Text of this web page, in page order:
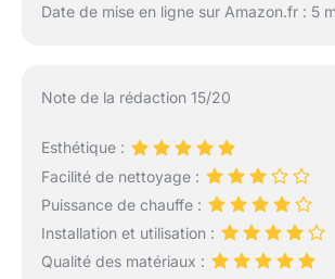
Date de mise en ligne sur Amazon.fr : 5
Note de la rédaction 15/20
Esthétique :
Facilité de nettoyage :
Puissance de chauffe :
Installation et utilisation :
Qualité des matériaux :